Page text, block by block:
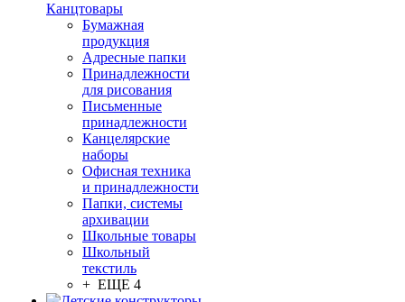
Канцтовары
Бумажная
продукция
Адресные папки
Принадлежности
для рисования
Письменные
принадлежности
Канцелярские
наборы
Офисная техника
и принадлежности
Папки, системы
архивации
Школьные товары
Школьный
текстиль
+ ЕЩЕ 4